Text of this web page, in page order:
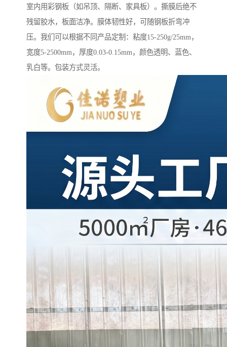
室内用彩钢板（如吊顶、隔断、家具板）。撕膜后绝不
残留胶水，板面洁净。膜体韧性好，可随钢板折弯冲
压。我们可以根据不同产品定制：粘度15-250g/25mm，
宽度5-2500mm，厚度0.03-0.15mm，颜色透明、蓝色、
乳白等。包装方式灵活。